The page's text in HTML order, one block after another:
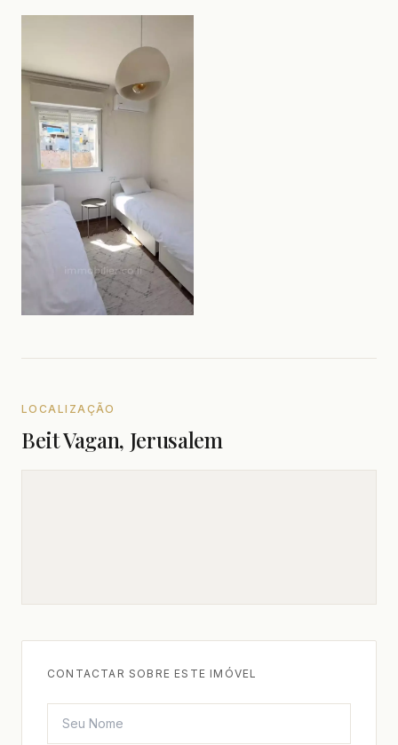
LOCALIZAÇÃO
Beit Vagan, Jerusalem
CONTACTAR SOBRE ESTE IMÓVEL